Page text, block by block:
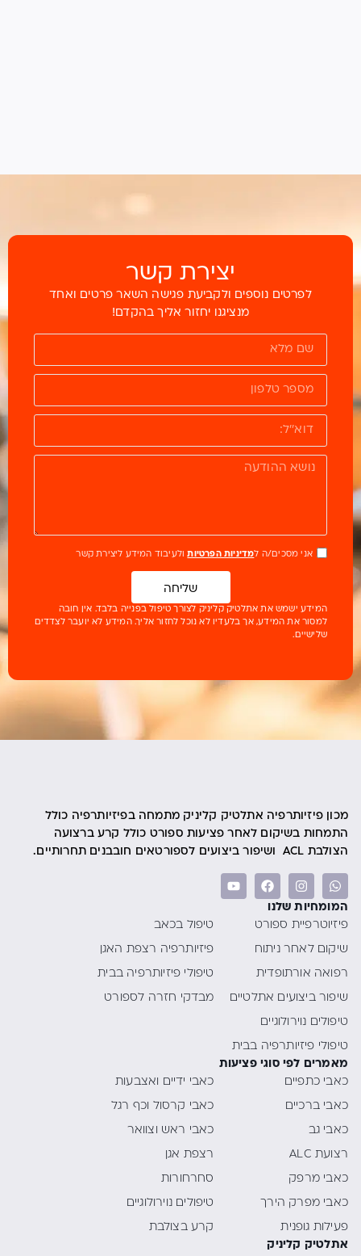
יצירת קשר
לפרטים נוספים ולקביעת פגישה השאר פרטים ואחד
מנציגנו יחזור אליך בהקדם!
אני מסכים/ה למדיניות הפרטיותולעיבוד המידע ליצירת קשר
שליחה
המידע ישמש את אתלטיק קליניק לצורך טיפול בפנייה בלבד. אין חובה
למסור את המידע, אך בלעדיו לא נוכל לחזור אליך. המידע לא יועבר לצדדים
שלישיים.
מכון פיזיותרפיה אתלטיק קליניק מתמחה בפיזיותרפיה כולל
התמחות בשיקום לאחר פציעות ספורט כולל קרע ברצועה
הצולבת ACL ושיפור ביצועים לספורטאים חובבנים תחרותיים.
המומחיות שלנו
פיזיוטרפיית ספורט
שיקום לאחר ניתוח
רפואה אורתופדית
שיפור ביצועים אתלטיים
טיפולים נוירולוגיים
טיפולי פיזיותרפיה בבית
טיפול בכאב
פיזיותרפיה רצפת האגן
טיפולי פיזיותרפיה בבית
מבדקי חזרה לספורט
מאמרים לפי סוגי פציעות
כאבי כתפיים
כאבי ברכיים
כאבי גב
רצועת ALC
כאבי מרפק
כאבי מפרק הירך
פעילות גופנית
כאבי ידיים ואצבעות
כאבי קרסול וכף רגל
כאבי ראש וצוואר
רצפת אגן
סחרחורות
טיפולים נוירולוגיים
קרע בצולבת
אתלטיק קליניק